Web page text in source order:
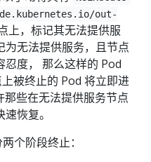
out-
上，标记其无法提供服
无法提供服务，且节点
忍度， 那么这样的 Pod
被终止的 Pod 将立即进
些在无法提供服务节点
恢复。
个阶段终止：